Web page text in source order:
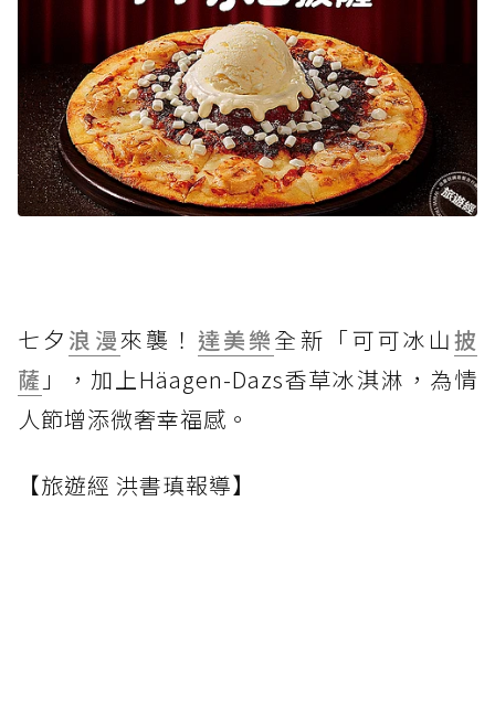
七夕 浪漫來襲！ 達美樂全新「可可冰山披
薩 」，加上Häagen-Dazs香草冰淇淋，為情
人節增添微奢幸福感。
【旅遊經 洪書瑱報導】